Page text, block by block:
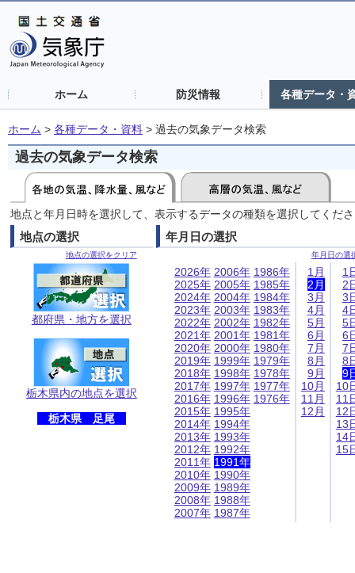
ホーム 防災情報 各種データ・
ホーム > 各種データ・資料 > 過去の気象データ検索
過去の気象データ検索
地点と年月日時を選択して、表示するデータの種類を選択してくだ
地点の選択
地点の選択をクリア
都府県・地方を選択
栃木県内の地点を選択
栃木県 足尾
年月日の選択
年月日の選
2026年
2025年
2024年
2023年
2022年
2021年
2020年
2019年
2018年
2017年
2016年
2015年
2014年
2013年
2012年
2011年
2010年
2009年
2008年
2007年
2006年
2005年
2004年
2003年
2002年
2001年
2000年
1999年
1998年
1997年
1996年
1995年
1994年
1993年
1992年
1991年
1990年
1989年
1988年
1987年
1986年
1985年
1984年
1983年
1982年
1981年
1980年
1979年
1978年
1977年
1976年
1月
2月
3月
4月
5月
6月
7月
8月
9月
10月
11月
12月
1
2
3
4
5
6
7
8
9
10
11
12
13
14
15